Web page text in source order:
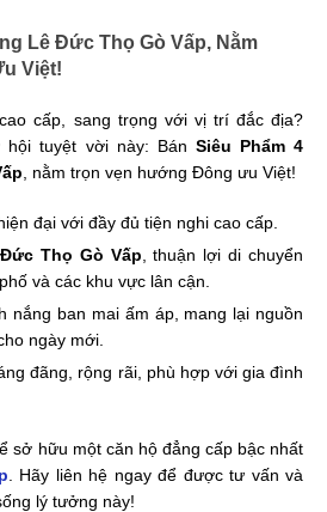
Lê Đức Thọ Gò Vấp, Nằm
Việt!
cấp, sang trọng với vị trí đắc địa?
hội tuyệt vời này: Bán Siêu Phẩm 4
, nằm trọn vẹn hướng Đông ưu Việt!
đại với đầy đủ tiện nghi cao cấp.
Thọ Gò Vấp , thuận lợi di chuyển
và các khu vực lân cận.
nắng ban mai ấm áp, mang lại nguồn
ngày mới.
đãng, rộng rãi, phù hợp với gia đình
sở hữu một căn hộ đẳng cấp bậc nhất
. Hãy liên hệ ngay để được tư vấn và
lý tưởng này!